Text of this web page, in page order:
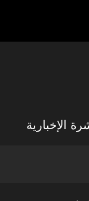
الإخبارية